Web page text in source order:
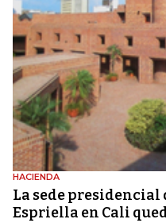
HACIENDA
La sede presidencial
Espriella en Cali